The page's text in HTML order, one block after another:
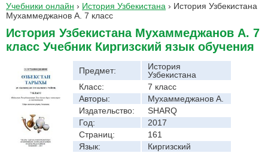
Учебники онлайн › История Узбекистана › История Узбекистана
Мухаммеджанов А. 7 класс
История Узбекистана Мухаммеджанов А. 7
класс Учебник Киргизский язык обучения
Предмет:
История
Узбекистана
Класс:
7 класс
Авторы:
Мухаммеджанов А.
Издательство:
SHARQ
Год:
2017
Страниц:
161
Язык:
Киргизский